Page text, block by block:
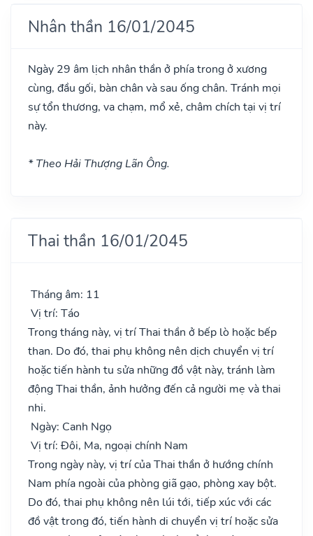
Nhân thần 16/01/2045
Ngày 29 âm lịch nhân thần ở phía trong ở xương
cùng, đầu gối, bàn chân và sau ống chân. Tránh mọi
sự tổn thương, va chạm, mổ xẻ, châm chích tại vị trí
này.
* Theo Hải Thượng Lãn Ông.
Thai thần 16/01/2045
Tháng âm: 11
Vị trí: Táo
Trong tháng này, vị trí Thai thần ở bếp lò hoặc bếp
than. Do đó, thai phụ không nên dịch chuyển vị trí
hoặc tiến hành tu sửa những đồ vật này, tránh làm
động Thai thần, ảnh hưởng đến cả người mẹ và thai
nhi.
Ngày: Canh Ngọ
Vị trí: Đôi, Ma, ngoại chính Nam
Trong ngày này, vị trí của Thai thần ở hướng chính
Nam phía ngoài của phòng giã gạo, phòng xay bột.
Do đó, thai phụ không nên lúi tới, tiếp xúc với các
đồ vật trong đó, tiến hành di chuyển vị trí hoặc sửa